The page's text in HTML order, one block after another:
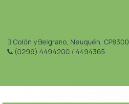
Colón y Belgrano, Neuquén, CP8300
(0299) 4494200 / 4494365